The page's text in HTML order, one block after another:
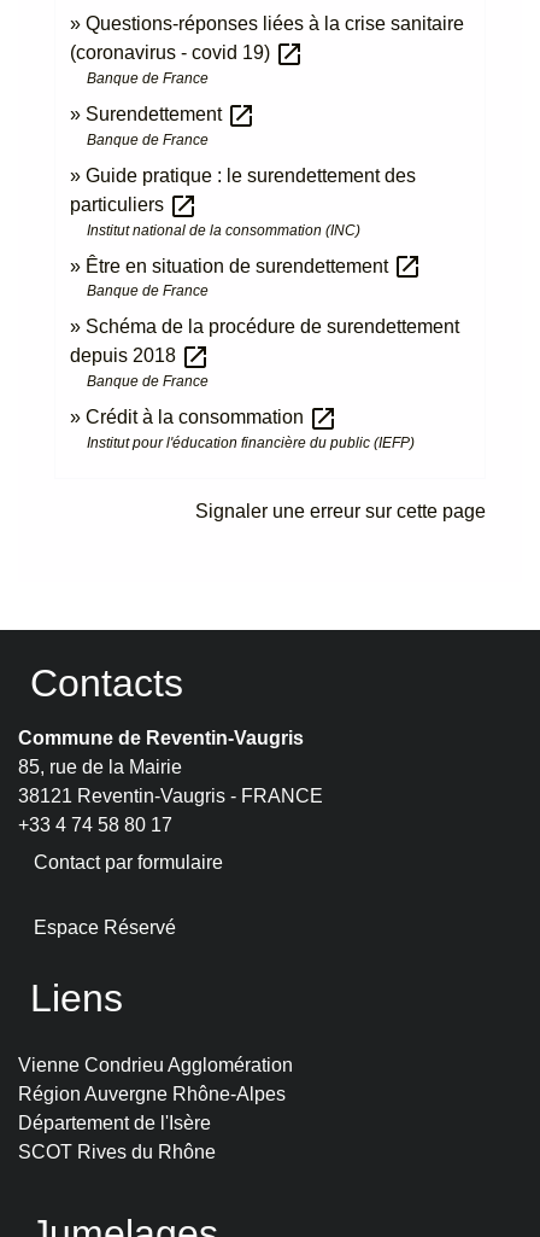
Questions-réponses liées à la crise sanitaire
(coronavirus - covid 19) open_in_new
Banque de France
Surendettement open_in_new
Banque de France
Guide pratique : le surendettement des
particuliers open_in_new
Institut national de la consommation (INC)
Être en situation de surendettement open_in_new
Banque de France
Schéma de la procédure de surendettement
depuis 2018 open_in_new
Banque de France
Crédit à la consommation open_in_new
Institut pour l'éducation financière du public (IEFP)
Signaler une erreur sur cette page
Contacts
Commune de Reventin-Vaugris
85, rue de la Mairie
38121 Reventin-Vaugris - FRANCE
+33 4 74 58 80 17
Contact par formulaire
Espace Réservé
Liens
Vienne Condrieu Agglomération
Région Auvergne Rhône-Alpes
Département de l'Isère
SCOT Rives du Rhône